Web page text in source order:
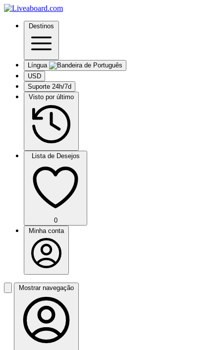
Destinos
Língua
USD
Suporte 24h/7d
Visto por último
Lista de Desejos
0
Minha conta
Mostrar navegação